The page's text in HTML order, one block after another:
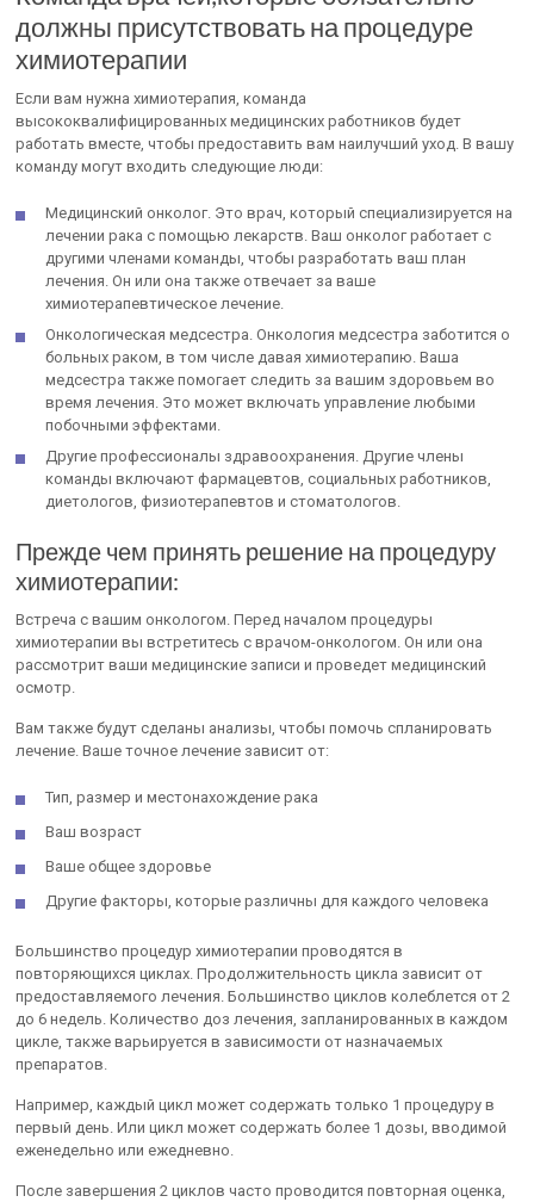
должны присутствовать на процедуре
химиотерапии
Если вам нужна химиотерапия, команда
высококвалифицированных медицинских работников будет
работать вместе, чтобы предоставить вам наилучший уход. В вашу
команду могут входить следующие люди:
Медицинский онколог. Это врач, который специализируется на
лечении рака с помощью лекарств. Ваш онколог работает с
другими членами команды, чтобы разработать ваш план
лечения. Он или она также отвечает за ваше
химиотерапевтическое лечение.
Онкологическая медсестра. Онкология медсестра заботится о
больных раком, в том числе давая химиотерапию. Ваша
медсестра также помогает следить за вашим здоровьем во
время лечения. Это может включать управление любыми
побочными эффектами.
Другие профессионалы здравоохранения. Другие члены
команды включают фармацевтов, социальных работников,
диетологов, физиотерапевтов и стоматологов.
Прежде чем принять решение на процедуру
химиотерапии:
Встреча с вашим онкологом. Перед началом процедуры
химиотерапии вы встретитесь с врачом-онкологом. Он или она
рассмотрит ваши медицинские записи и проведет медицинский
осмотр.
Вам также будут сделаны анализы, чтобы помочь спланировать
лечение. Ваше точное лечение зависит от:
Тип, размер и местонахождение рака
Ваш возраст
Ваше общее здоровье
Другие факторы, которые различны для каждого человека
Большинство процедур химиотерапии проводятся в
повторяющихся циклах. Продолжительность цикла зависит от
предоставляемого лечения. Большинство циклов колеблется от 2
до 6 недель. Количество доз лечения, запланированных в каждом
цикле, также варьируется в зависимости от назначаемых
препаратов.
Например, каждый цикл может содержать только 1 процедуру в
первый день. Или цикл может содержать более 1 дозы, вводимой
еженедельно или ежедневно.
После завершения 2 циклов часто проводится повторная оценка,